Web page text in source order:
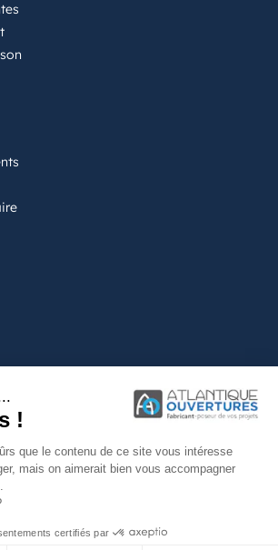
entreprise
!
que le contenu de ce site vous intéresse
mais on aimerait bien vous accompagner
certifiés par